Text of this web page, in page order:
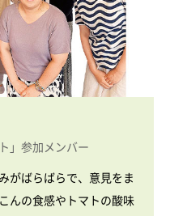
」参加メンバー
がばらばらで、意見をま
んの食感やトマトの酸味